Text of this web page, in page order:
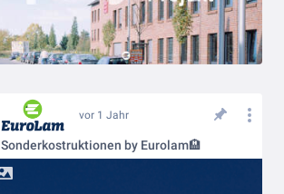
vor 1 Jahr
Sonderkostruktionen by Eurolam🏨